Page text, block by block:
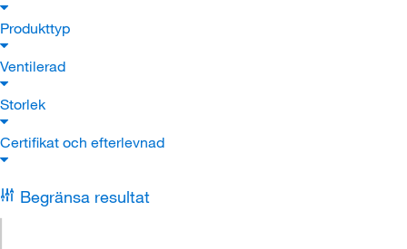
Produkttyp
Ventilerad
Storlek
Certifikat och efterlevnad
Begränsa resultat